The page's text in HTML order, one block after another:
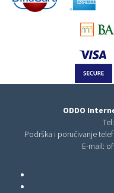
ODDO
Tel:
Podrška i poručivanje
E-mail: